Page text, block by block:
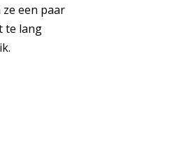
een paar
te lang